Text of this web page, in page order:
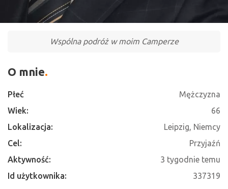
Wspólna podróż w moim Camperze
O mnie
Płeć
Mężczyzna
Wiek:
66
Lokalizacja:
Leipzig, Niemcy
Cel:
Przyjaźń
Aktywność:
3 tygodnie temu
Id użytkownika:
337319